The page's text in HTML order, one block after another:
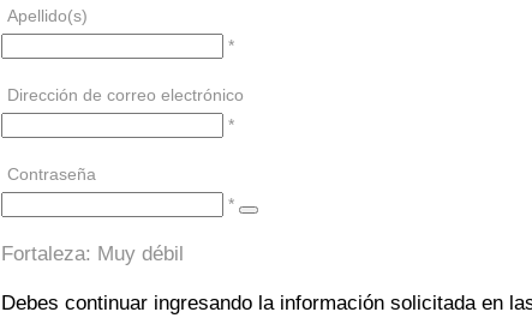
Apellido(s)
*
Dirección de correo electrónico
*
Contraseña
*
Fortaleza: Muy débil
Debes continuar ingresando la información solicitada en